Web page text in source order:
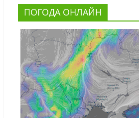
ПОГОДА ОНЛАЙН